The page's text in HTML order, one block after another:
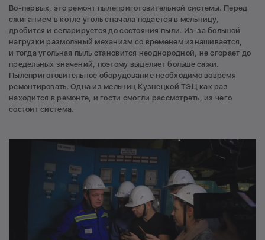
Во-первых, это ремонт пылеприготовительной системы. Перед
сжиганием в котле уголь сначала подается в мельницу,
дробится и сепарируется до состояния пыли. Из-за большой
нагрузки размольный механизм со временем изнашивается,
и тогда угольная пыль становится неоднородной, не сгорает до
предельных значений, поэтому выделяет больше сажи.
Пылеприготовительное оборудование необходимо вовремя
ремонтировать. Одна из мельниц Кузнецкой ТЭЦ как раз
находится в ремонте, и гости смогли рассмотреть, из чего
состоит система.